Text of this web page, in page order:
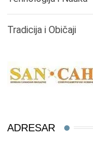
Tradicija i Običaji
ADRESAR